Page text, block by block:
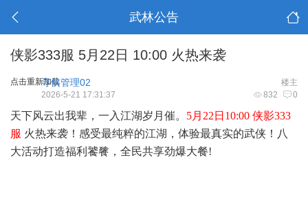
武林公告
侠影333服 5月22日 10:00 火热来袭
点击重新加载 楼主
寻侠管理02
832 0
2026-5-21 17:31:37
天下风云出我辈，一入江湖岁月催。 5月22日10:00 侠影333
服 火热来袭！感受最纯粹的江湖，体验最真实的武侠！八
大活动打造福利饕餮，全民共享劲爆大餐!